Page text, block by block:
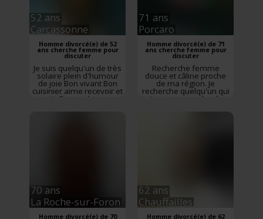
52 ans
Carcassonne
Homme divorcé(e) de 52
ans cherche femme pour
discuter
Je suis quelqu'un de très
solaire plein d'humour
de joie Bon vivant Bon
cuisinier aime recevoir et
sortir En couple ou en
très sociable aime la vie
71 ans
Porcaro
Homme divorcé(e) de 71
ans cherche femme pour
discuter
Recherche femme
douce et câline proche
de ma région. Je
recherche quelqu'un qui
n'est pas compliquée.
70 ans
La Roche-sur-Foron
Homme divorcé(e) de 70
62 ans
Chauffailles
Homme divorcé(e) de 62